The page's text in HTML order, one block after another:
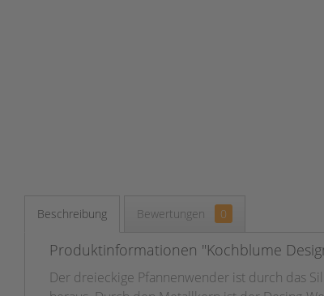
Beschreibung Bewertungen 0
Produktinformationen "Kochblume
Der dreieckige Pfannenwender ist durch das